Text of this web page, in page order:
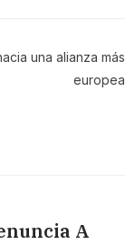
una alianza más
europea
A